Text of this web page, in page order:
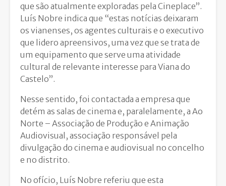
que são atualmente exploradas pela Cineplace”.
Luís Nobre indica que “estas notícias deixaram
os vianenses, os agentes culturais e o executivo
que lidero apreensivos, uma vez que se trata de
um equipamento que serve uma atividade
cultural de relevante interesse para Viana do
Castelo”.
Nesse sentido, foi contactada a empresa que
detém as salas de cinema e, paralelamente, a Ao
Norte – Associação de Produção e Animação
Audiovisual, associação responsável pela
divulgação do cinema e audiovisual no concelho
e no distrito.
No ofício, Luís Nobre referiu que esta